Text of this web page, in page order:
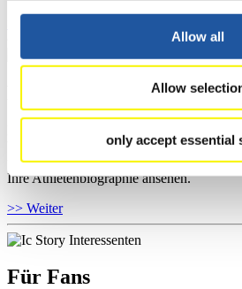
Allow all
Allow
only accept essential
Wettkämpfen, Anti-Doping und Fairplay
und Informationen zu Wettkämpfen
Ihre Athletenbiographie ansehen.
>> Weiter
Für Fans